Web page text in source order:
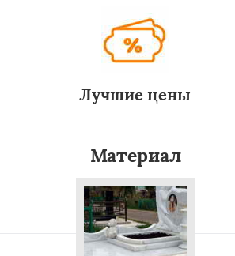
Лучшие цены
Материал